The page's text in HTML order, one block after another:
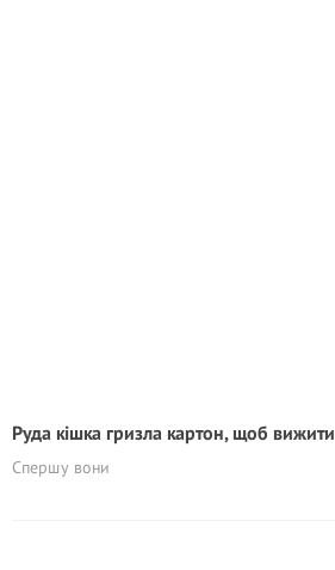
Руда кішка гризла картон, щоб вижити
Спершу вони